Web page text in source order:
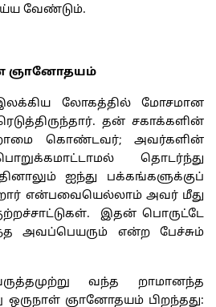
வேண்டும்.
ஞானோதயம்
லோகத்தில் மோசமான
தன் சகாக்களின்
கொண்டவர்; அவர்களின்
தொடர்ந்து
ஐந்து பக்கங்களுக்குப்
என்பவையெல்லாம் அவர் மீது
இதன் பொருட்டே
அவப்பெயரும் என்ற பேச்சும்
வந்த றாமானந்த
ஒருநாள் ஞானோதயம் பிறந்தது: